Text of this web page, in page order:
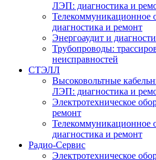
ЛЭП: диагностика и
Телекоммуникационное
диагностика и ремонт
Энергоаудит и
Трубопроводы:
неисправностей
СТЭЛЛ
Высоковольтные
ЛЭП: диагностика и
Электротехническое
ремонт
Телекоммуникационное
диагностика и ремонт
Радио-Cервис
Электротехническое